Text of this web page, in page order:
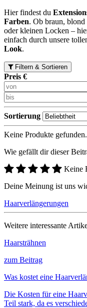
Hier findest du
Farben. Ob braun,
oder kleinen Locken –
einfach durch unsere
Look.
Filtern & Sortieren
Preis €
Sortierung
Keine Produkte gefunden.
Wie gefällt dir dieser
Keine
Deine Meinung ist uns
Haarverlängerungen
Weitere interessante
Haarsträhnen
zum Beitrag
Was kostet eine
Die Kosten für eine
Teil stark, da es